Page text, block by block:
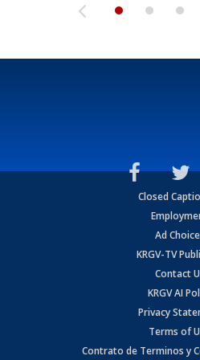
Closed
Ad
KRGV-TV
Contact
KRGV AI
Privacy
Terms of
Contrato de Terminos y